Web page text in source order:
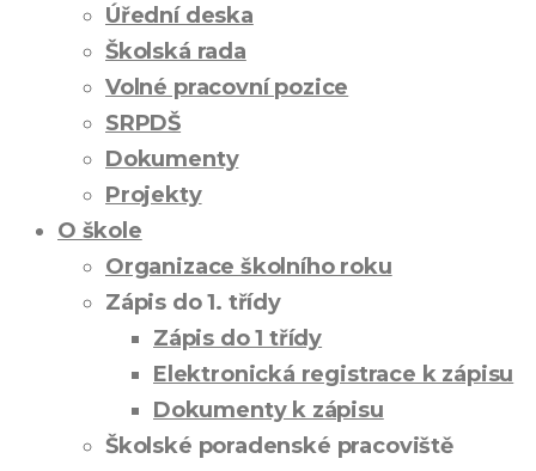
Úřední deska
Školská rada
Volné pracovní pozice
SRPDŠ
Dokumenty
Projekty
O škole
Organizace školního roku
Zápis do 1. třídy
Zápis do 1 třídy
Elektronická registrace k zápisu
Dokumenty k zápisu
Školské poradenské pracoviště